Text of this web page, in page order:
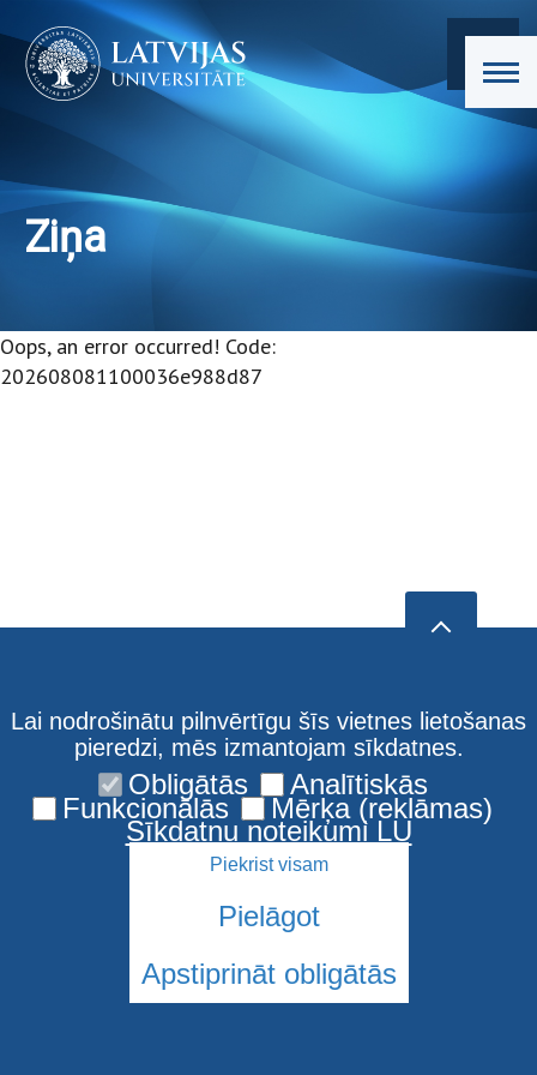
Ziņa
Oops, an error occurred! Code:
202608081100036e988d87
© 2026 Latvijas Universitāte. Visas tiesības aizsargātas
Lai nodrošinātu pilnvērtīgu šīs vietnes lietošanas
pieredzi, mēs izmantojam sīkdatnes.
Obligātās Analītiskās
Funkcionālās Mērķa (reklāmas)
Sīkdatņu noteikumi LU
Piekrist visam
Pielāgot
Apstiprināt obligātās